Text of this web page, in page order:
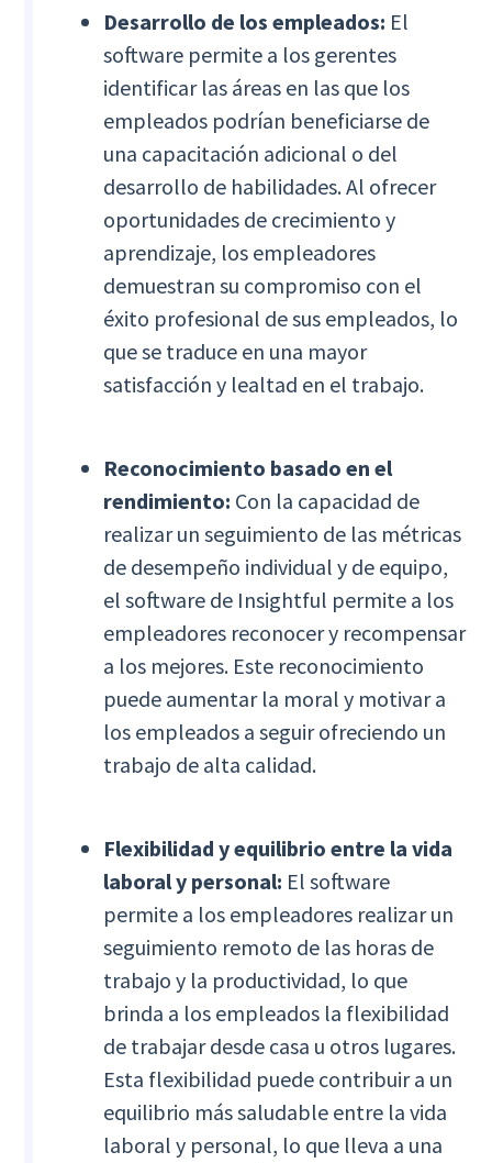
Desarrollo de los empleados: El
software permite a los gerentes
identificar las áreas en las que los
empleados podrían beneficiarse de
una capacitación adicional o del
desarrollo de habilidades. Al ofrecer
oportunidades de crecimiento y
aprendizaje, los empleadores
demuestran su compromiso con el
éxito profesional de sus empleados, lo
que se traduce en una mayor
satisfacción y lealtad en el trabajo.
Reconocimiento basado en el
rendimiento: Con la capacidad de
realizar un seguimiento de las métricas
de desempeño individual y de equipo,
el software de Insightful permite a los
empleadores reconocer y recompensar
a los mejores. Este reconocimiento
puede aumentar la moral y motivar a
los empleados a seguir ofreciendo un
trabajo de alta calidad.
Flexibilidad y equilibrio entre la vida
laboral y personal: El software
permite a los empleadores realizar un
seguimiento remoto de las horas de
trabajo y la productividad, lo que
brinda a los empleados la flexibilidad
de trabajar desde casa u otros lugares.
Esta flexibilidad puede contribuir a un
equilibrio más saludable entre la vida
laboral y personal, lo que lleva a una